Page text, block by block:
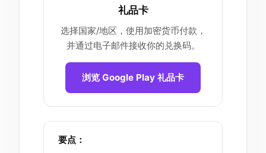
礼品卡
选择国家/地区，使用加密货币付款，
并通过电子邮件接收你的兑换码。
浏览 Google Play 礼品卡
要点：